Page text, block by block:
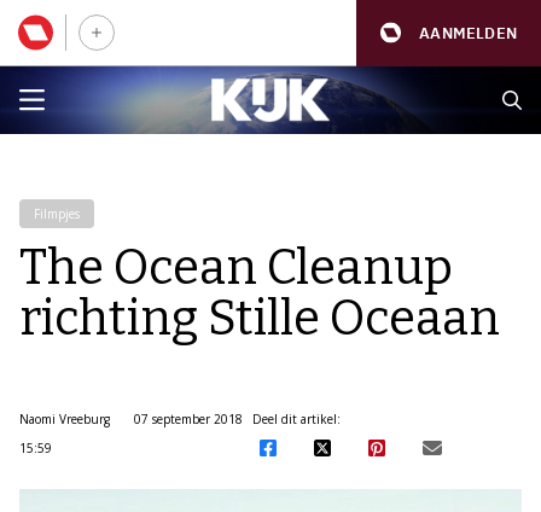
AANMELDEN
Filmpjes
The Ocean Cleanup
richting Stille Oceaan
Naomi Vreeburg
07 september 2018
15:59
Deel dit artikel: